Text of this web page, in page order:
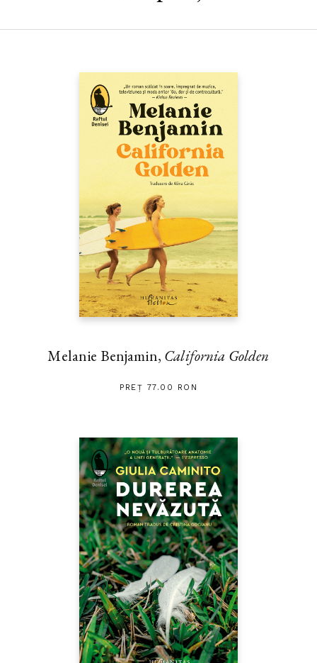
Melanie Benjamin, California Golden
PREȚ 77.00 RON